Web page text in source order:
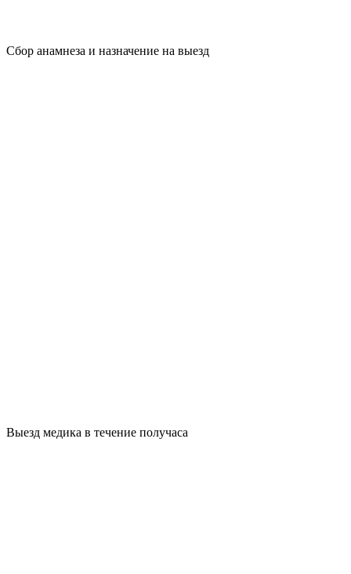
Сбор анамнеза и назначение на выезд
Выезд медика в течение получаса